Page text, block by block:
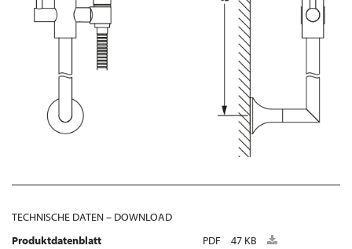
TECHNISCHE DATEN – DOWNLOAD
Produktdatenblatt
PDF
47 KB